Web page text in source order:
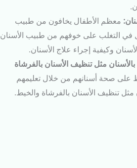
معظم الأطفال يخافون من طبيب
في التغلب على خوفهم من طبيب الأسنان
وكيفية إجراء علاج الأسنان.
مثل تنظيف الأسنان بالفرشاة
على صحة أسنانهم من خلال تعليمهم
مثل تنظيف الأسنان بالفرشاة والخيط.